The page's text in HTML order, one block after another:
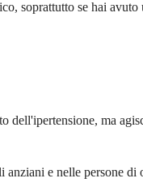
soprattutto se hai avuto
ma
e nelle persone